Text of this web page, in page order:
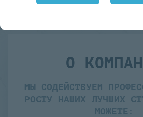
О
МЫ СОДЕЙСТВУЕМ
РОСТУ НАШИХ ЛУЧШИХ
МОЖЕТЕ: